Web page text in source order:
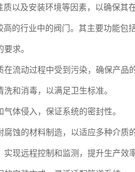
以及安装环境等因素，以确保其
的行业中的阀门。其主要功能包括
求。
流动过程中受到污染，确保产品
和消毒，以满足卫生标准。
体侵入，保证系统的密封性。
蚀的材料制造，以适应多种介质的
现远程控制和监测，提升生产效率